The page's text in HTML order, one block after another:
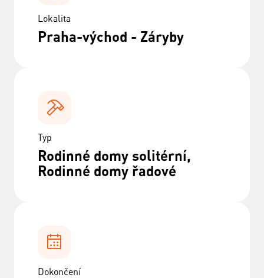
Lokalita
Praha-východ - Záryby
Typ
Rodinné domy solitérní,
Rodinné domy řadové
Dokončení